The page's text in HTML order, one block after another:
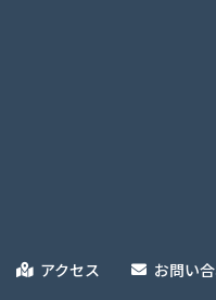
アクセス お問い